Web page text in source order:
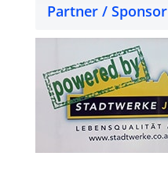
Partner / Sponsor